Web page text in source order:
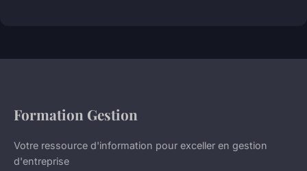
Formation Gestion
Votre ressource d'information pour exceller en gestion
d'entreprise